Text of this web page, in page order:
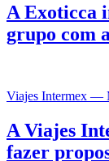
A Exoticca
grupo com
Viajes Intermex —
A Viajes
fazer